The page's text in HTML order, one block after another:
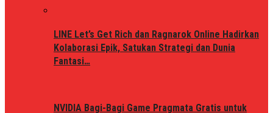
LINE Let’s Get Rich dan Ragnarok Online Hadirkan
Kolaborasi Epik, Satukan Strategi dan Dunia
Fantasi…
NVIDIA Bagi-Bagi Game Pragmata Gratis untuk